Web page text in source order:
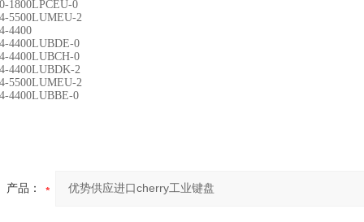
1800LPCEU-0
5500LUMEU-2
4400
4400LUBDE-0
4400LUBCH-0
4400LUBDK-2
5500LUMEU-2
4400LUBBE-0
产品：